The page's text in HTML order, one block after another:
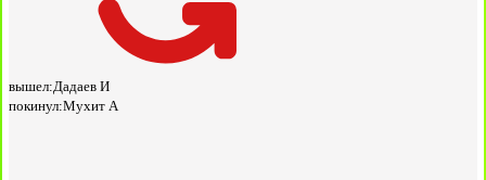
вышел:Дадаев И
покинул:Мухит А